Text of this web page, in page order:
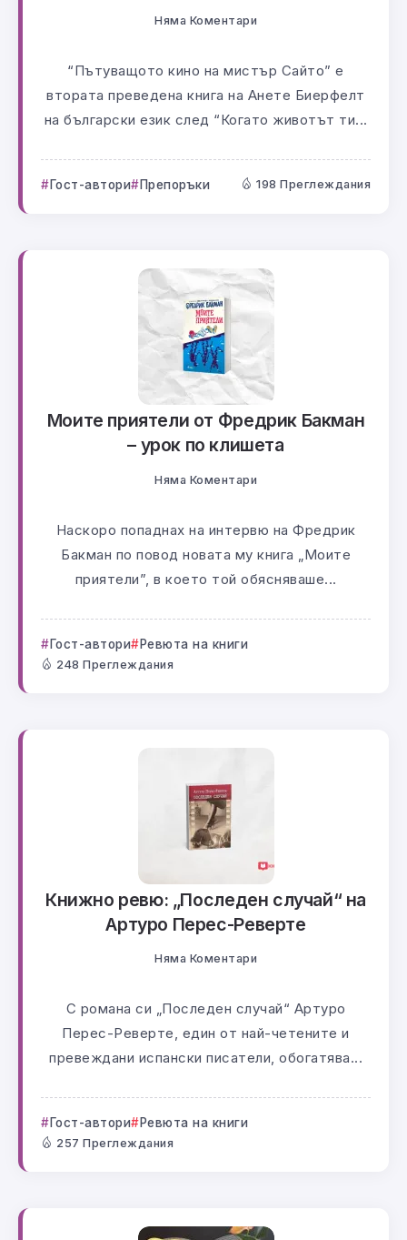
Няма Коментари
“Пътуващото кино на мистър Сайто” е
втората преведена книга на Анете Биерфелт
на български език след “Когато животът ти...
Гост-автори Препоръки 198 Преглеждания
Моите приятели от Фредрик Бакман
– урок по клишета
Няма Коментари
Наскоро попаднах на интервю на Фредрик
Бакман по повод новата му книга „Моите
приятели”, в което той обясняваше...
Гост-автори Ревюта на книги
248 Преглеждания
Книжно ревю: „Последен случай“ на
Артуро Перес-Реверте
Няма Коментари
С романа си „Последен случай“ Артуро
Перес-Реверте, един от най-четените и
превеждани испански писатели, обогатява...
Гост-автори Ревюта на книги
257 Преглеждания